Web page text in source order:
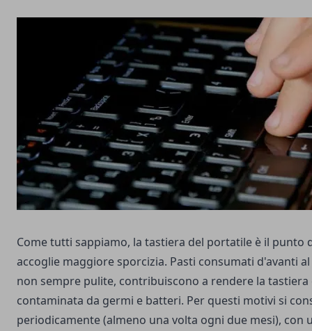
Come tutti sappiamo, la tastiera del portatile è il punto
accoglie maggiore sporcizia. Pasti consumati d'avanti
non sempre pulite, contribuiscono a rendere la
contaminata da germi e batteri. Per questi motivi si
periodicamente (almeno una volta ogni due mesi), con